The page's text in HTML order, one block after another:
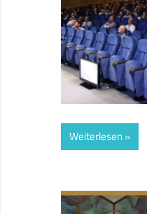
Weiterlesen